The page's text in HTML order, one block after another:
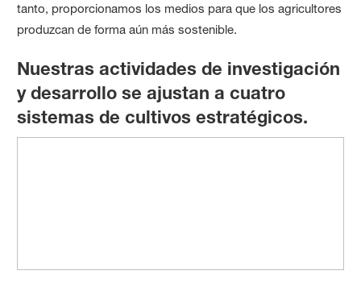
tanto, proporcionamos los medios para que los agricultores
produzcan de forma aún más sostenible.
Nuestras actividades de investigación
y desarrollo se ajustan a cuatro
sistemas de cultivos estratégicos.